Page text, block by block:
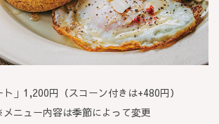
ト」1,200円（スコーン付きは+480円）
ニュー内容は季節によって変更